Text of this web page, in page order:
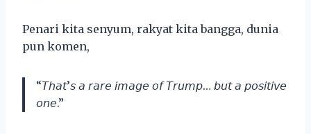
Penari kita senyum, rakyat kita bangga, dunia
pun komen,
“𝘛𝘩𝘢𝘵’𝘴 𝘢 𝘳𝘢𝘳𝘦 𝘪𝘮𝘢𝘨𝘦 𝘰𝘧 𝘛𝘳𝘶𝘮𝘱… 𝘣𝘶𝘵 𝘢 𝘱𝘰𝘴𝘪𝘵𝘪𝘷𝘦
𝘰𝘯𝘦.”